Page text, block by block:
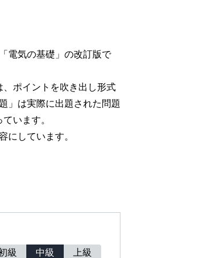
電気の基礎」の改訂版で
ポイントを吹き出し形式
」は実際に出題された問題
います。
にしています。
級 中級 上級